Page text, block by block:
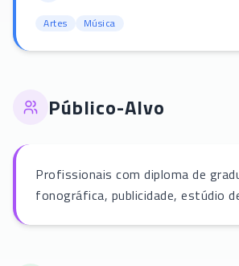
Artes Música
Público-Alvo
Profissionais com diploma de
fonográfica, publicidade, estúdio